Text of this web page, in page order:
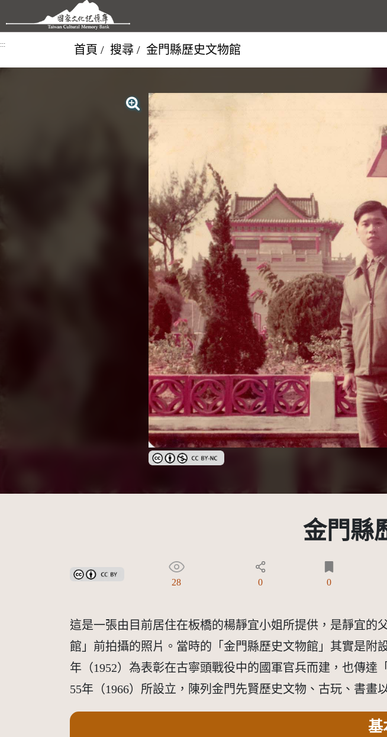
跳到主要內容區塊
::: 首頁 搜尋 金門縣歷史文物館
創用CC姓名標示-非商業性 3.0 台灣及其後版本(CC BY-NC 3.0
金門縣
創用CC姓名標示 3.0 台灣及其後版本(CC BY 3.0 TW +)
28 0 0
這是一張由目前居住在板橋的楊靜宜小姐所提供，是靜宜的
館」前拍攝的照片。當時的「金門縣歷史文物館」其實是附
年（1952）為表彰在古寧頭戰役中的國軍官兵而建，也傳
55年（1966）所設立，陳列金門先賢歷史文物、古玩、書
基